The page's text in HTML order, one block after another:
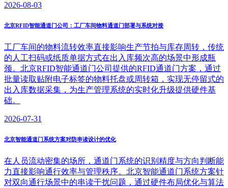
2026-08-03
北京RFID智能通道门公司：工厂车间物料通道门部署与系统对接
工厂车间的物料流转效率直接影响生产节拍与库存周转，传统
的人工扫码或纸质单据方式在出入库频次高的场景中形成瓶
颈。北京RFID智能通道门公司提供的RFID通道门方案，通过
批量读取贴附电子标签的物料托盘或周转箱，实现无停留式的
出入库数据采集，为生产管理系统的实时化升级提供硬件基
础。
2026-07-31
北京智能通道门系统方案对防串读设计的优化
在人员流动密集的场所，通道门系统的识别精度与方向判断能
力直接影响通行效率与管理秩序。北京智能通道门系统方案针
对双向通行场景中的串读干扰问题，通过硬件布局优化与算法